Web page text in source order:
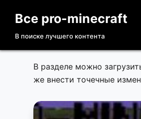
П
е
Все pro-minecraft
В поиске лучшего контента
В разделе можно
же внести точечные